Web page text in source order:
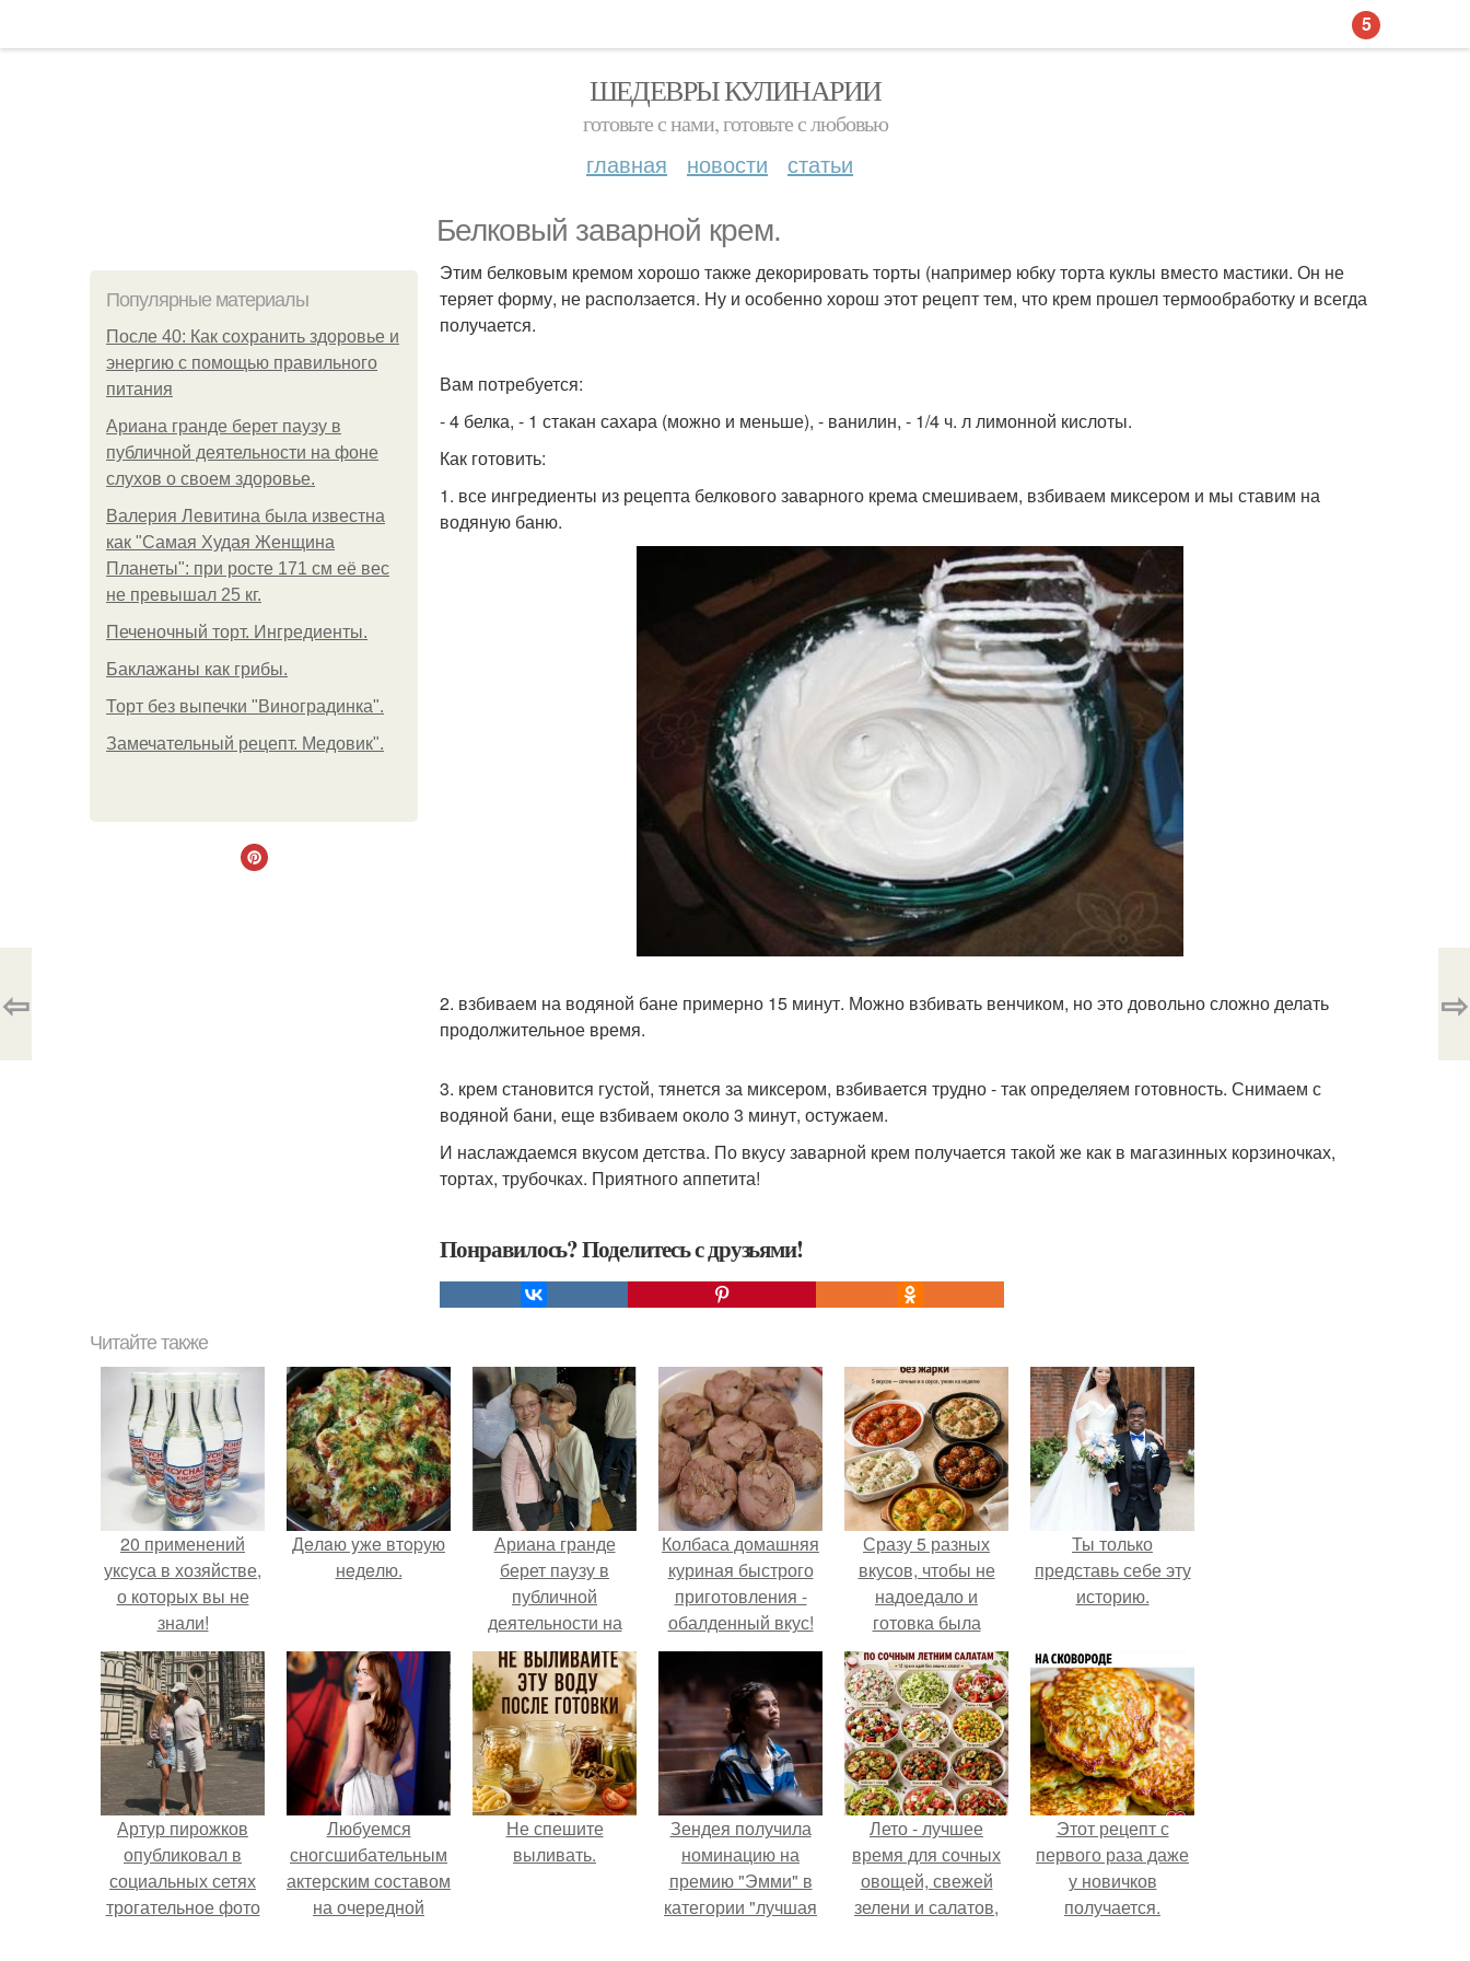
ШЕДЕВРЫ КУЛИНАРИИ
готовьте с нами, готовьте с любовью
главная новости статьи
Белковый заварной крем.
Популярные материалы
После 40: Как сохранить здоровье и
энергию с помощью правильного
питания
Ариана гранде берет паузу в
публичной деятельности на фоне
слухов о своем здоровье.
Валерия Левитина была известна
как "Самая Худая Женщина
Планеты": при росте 171 см её вес
не превышал 25 кг.
Печеночный торт. Ингредиенты.
Баклажаны как грибы.
Торт без выпечки "Виноградинка".
Замечательный рецепт. Медовик".
Этим белковым кремом хорошо также декорировать торты (например юбку торта куклы вместо мастики. Он не
теряет форму, не расползается. Ну и особенно хорош этот рецепт тем, что крем прошел термообработку и всегда
получается.
Вам потребуется:
- 4 белка, - 1 стакан сахара (можно и меньше), - ванилин, - 1/4 ч. л лимонной кислоты.
Как готовить:
1. все ингредиенты из рецепта белкового заварного крема смешиваем, взбиваем миксером и мы ставим на
водяную баню.
2. взбиваем на водяной бане примерно 15 минут. Можно взбивать венчиком, но это довольно сложно делать
продолжительное время.
3. крем становится густой, тянется за миксером, взбивается трудно - так определяем готовность. Снимаем с
водяной бани, еще взбиваем около 3 минут, остужаем.
И наслаждаемся вкусом детства. По вкусу заварной крем получается такой же как в магазинных корзиночках,
тортах, трубочках. Приятного аппетита!
Понравилось? Поделитесь с друзьями!
⇦ ⇨
Читайте также
20 применений
уксуса в хозяйстве,
о которых вы не
знали!
Дeлaю yжe втopую
нeдeлю.
Ариана гранде
берет паузу в
публичной
деятельности на
фоне слухов о
своем здоровье.
Колбаса домашняя
куриная быстрого
приготовления -
обалденный вкус!
Сразу 5 разных
вкусов, чтобы не
надоедало и
готовка была
проще.
Ты только
представь себе эту
историю.
Артур пирожков
опубликовал в
социальных сетях
трогательное фото
Любуемся
сногсшибательным
актерским составом
на очередной
Не спешите
выливать.
Зендея получила
номинацию на
премию "Эмми" в
категории "лучшая
Лето - лучшее
время для сочных
овощей, свежей
зелени и салатов,
Этот рецепт с
первого раза даже
у новичков
получается.
5